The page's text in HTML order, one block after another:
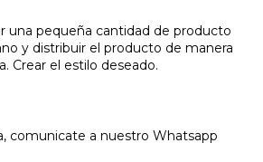
una pequeña cantidad de producto
y distribuir el producto de manera
Crear el estilo deseado.
comunicate a nuestro Whatsapp